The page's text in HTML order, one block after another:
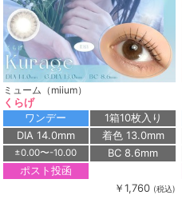
ミューム（miium）
くらげ
ワンデー
1箱10枚入り
DIA 14.0mm
着色 13.0mm
±0.00〜-10.00
BC 8.6mm
ポスト投函
￥1,760 (税込)